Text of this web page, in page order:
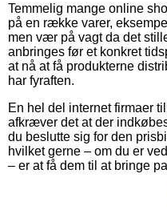
Temmelig mange online
på en række varer,
men vær på vagt da det
anbringes før et konkret
at nå at få produkterne
har fyraften.
En hel del internet firmaer
afkræver det at der
du beslutte sig for den
hvilket gerne – om du er
– er at få dem til at bringe